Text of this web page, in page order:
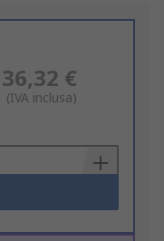
36,32 €
(IVA inclusa)